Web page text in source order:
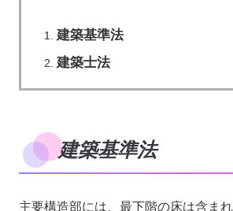
建築基準法
建築士法
建築基準法
主要構造部には、最下階の床は含まれ